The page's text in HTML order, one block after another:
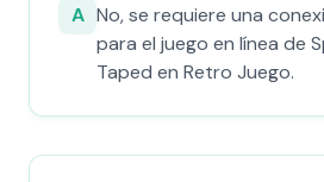
A No, se requiere una
para el juego en línea de
Taped en Retro Juego.